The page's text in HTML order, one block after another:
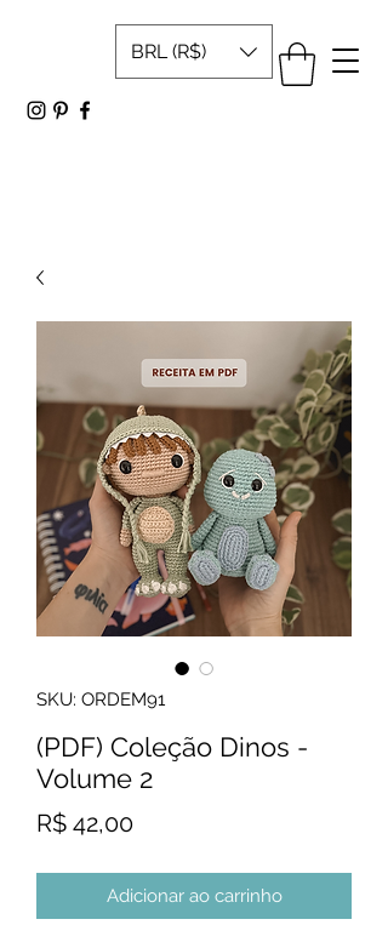
BRL (R$)
SKU: ORDEM91
(PDF) Coleção Dinos -
Volume 2
R$ 42,00Preço
Adicionar ao carrinho